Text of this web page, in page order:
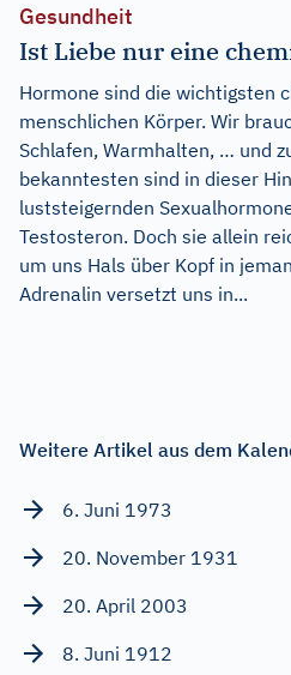
Gesundheit
Ist Liebe nur eine
Hormone sind die wichtigsten
menschlichen Körper. Wir
Schlafen, Warmhalten, … und
bekanntesten sind in dieser
luststeigernden
Testosteron. Doch sie allein
um uns Hals über Kopf in
Adrenalin versetzt uns in...
Weitere Artikel aus dem
6. Juni 1973
20. November 1931
20. April 2003
8. Juni 1912